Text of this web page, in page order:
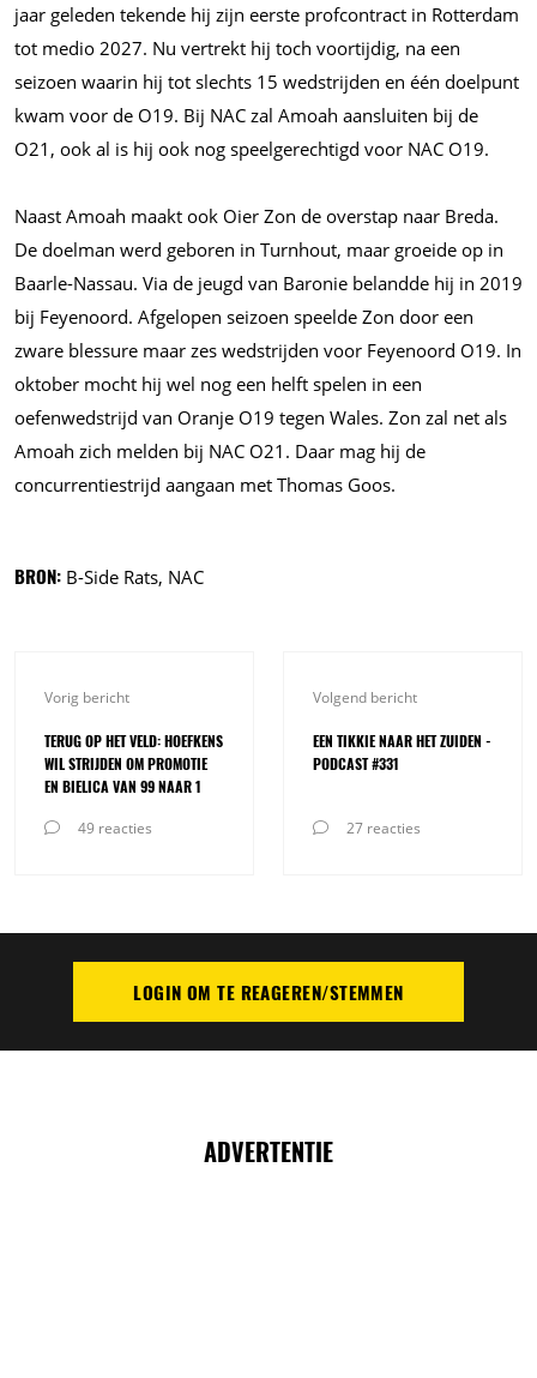
jaar geleden tekende hij zijn eerste profcontract in Rotterdam
tot medio 2027. Nu vertrekt hij toch voortijdig, na een
seizoen waarin hij tot slechts 15 wedstrijden en één doelpunt
kwam voor de O19. Bij NAC zal Amoah aansluiten bij de
O21, ook al is hij ook nog speelgerechtigd voor NAC O19.
Naast Amoah maakt ook Oier Zon de overstap naar Breda.
De doelman werd geboren in Turnhout, maar groeide op in
Baarle-Nassau. Via de jeugd van Baronie belandde hij in 2019
bij Feyenoord. Afgelopen seizoen speelde Zon door een
zware blessure maar zes wedstrijden voor Feyenoord O19. In
oktober mocht hij wel nog een helft spelen in een
oefenwedstrijd van Oranje O19 tegen Wales. Zon zal net als
Amoah zich melden bij NAC O21. Daar mag hij de
concurrentiestrijd aangaan met Thomas Goos.
BRON: B-Side Rats, NAC
Vorig bericht
TERUG OP HET VELD: HOEFKENS
WIL STRIJDEN OM PROMOTIE
EN BIELICA VAN 99 NAAR 1
49 reacties
Volgend bericht
EEN TIKKIE NAAR HET ZUIDEN -
PODCAST #331
27 reacties
PLAATS REACTIELOGIN OM TE REAGEREN/STEMMEN
ADVERTENTIE